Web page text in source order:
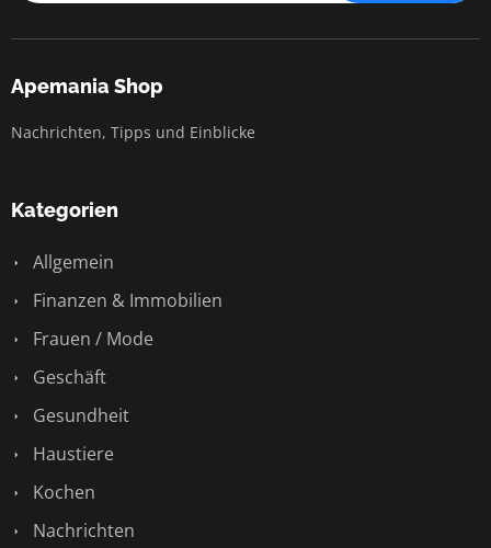
Apemania Shop
Nachrichten, Tipps und Einblicke
Kategorien
Allgemein
Finanzen & Immobilien
Frauen / Mode
Geschäft
Gesundheit
Haustiere
Kochen
Nachrichten